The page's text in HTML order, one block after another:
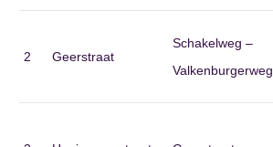
2 Geerstraat
Schakelweg –
Valkenburgerweg